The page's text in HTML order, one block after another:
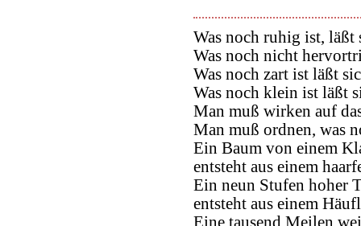
Was noch ruhig ist,
Was noch nicht
Was noch zart ist läßt
Was noch klein ist läßt
Man muß wirken auf
Man muß ordnen, was
Ein Baum von einem
entsteht aus einem
Ein neun Stufen hoher
entsteht aus einem
Eine tausend Meilen